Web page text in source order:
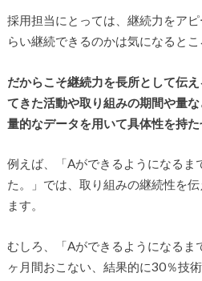
採用担当にとっては、継続力をア
らい継続できるのかは気になるとこ
だからこそ継続力を長所として伝
てきた活動や取り組みの期間や量
量的なデータを用いて具体性を持た
例えば、「Aができるようになるま
た。」では、取り組みの継続性を
ます。
むしろ、「Aができるようになるま
ヶ月間おこない、結果的に30％技